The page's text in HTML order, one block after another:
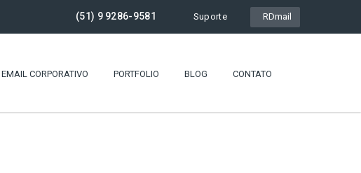
RDmail
(51) 9 9286-9581 Suporte
EMAIL CORPORATIVO PORTFOLIO BLOG CONTATO